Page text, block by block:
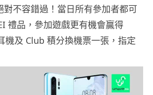
對不容錯過！當日所有參加者都可
禮品，參加遊戲更有機會贏得
機及 Club 積分換機票一張，指定